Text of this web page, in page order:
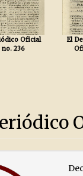
Oficial
no. 236
El